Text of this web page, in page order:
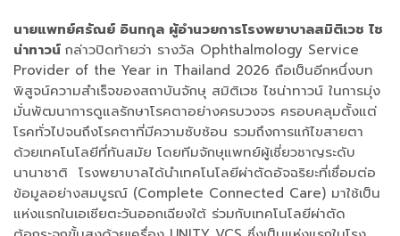
นายแพทย์ศรัณย์ อินทกุล ผู้อำนวยการโรงพยาบาลสมิติเวช ไช
น่าทาวน์ กล่าวปิดท้ายว่า รางวัล Ophthalmology Service
Provider of the Year in Thailand 2026 ถือเป็นอีกหนึ่งบท
พิสูจน์ความสำเร็จของสถาบันจักษุ สมิติเวช ไชน่าทาวน์ ในการมุ่ง
มั่นพัฒนาการดูแลรักษาโรคตาอย่างครบวงจร ครอบคลุมตั้งแต่
โรคทั่วไปจนถึงโรคตาที่มีความซับซ้อน รวมถึงการแก้ไขสายตา
ด้วยเทคโนโลยีที่ทันสมัย โดยทีมจักษุแพทย์ผู้เชี่ยวชาญระดับ
นานาชาติ โรงพยาบาลได้นำเทคโนโลยีผ่าตัดอัจฉริยะที่เชื่อมต่อ
ข้อมูลอย่างสมบูรณ์ (Complete Connected Care) มาใช้เป็น
แห่งแรกในเอเชียตะวันออกเฉียงใต้ ร่วมกับเทคโนโลยีผ่าตัด